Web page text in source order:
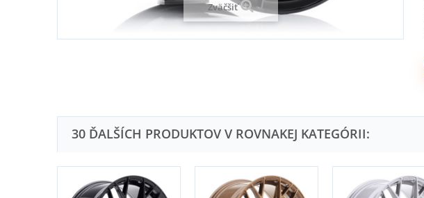
Zväčšiť
30 ĎALŠÍCH PRODUKTOV V ROVNAKEJ KATEGÓRII: